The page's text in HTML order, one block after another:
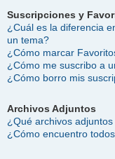
Suscripciones y
¿Cuál es la diferencia
un tema?
¿Cómo marcar
¿Cómo me suscribo a
¿Cómo borro mis
Archivos Adjuntos
¿Qué archivos
¿Cómo encuentro